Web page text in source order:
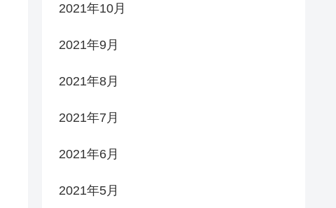
2021年10月
2021年9月
2021年8月
2021年7月
2021年6月
2021年5月